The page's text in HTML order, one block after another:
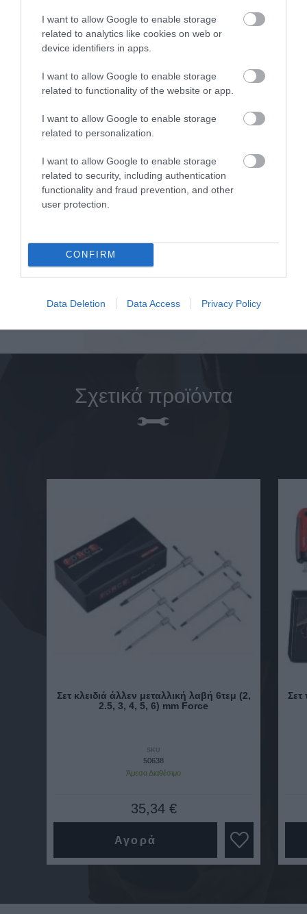
I want to allow Google to enable storage
related to analytics like cookies on web or
device identifiers in apps.
I want to allow Google to enable storage
related to functionality of the website or app.
I want to allow Google to enable storage
related to personalization.
I want to allow Google to enable storage
related to security, including authentication
functionality and fraud prevention, and other
user protection.
CONFIRM
Data Deletion Data Access Privacy Policy
10,42 €
Αγορά
Σχετικά προϊόντα
Σετ κλειδιά άλλεν μεταλλική λαβή 6τεμ (2,
2.5, 3, 4, 5, 6) mm Force
SKU
50638
Άμεσα Διαθέσιμο
35,34 €
Αγορά
Σετ